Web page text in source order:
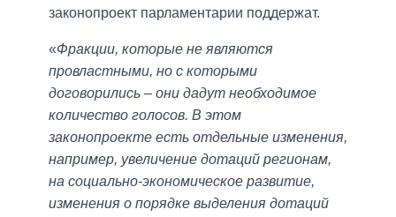
законопроект парламентарии поддержат.
«Фракции, которые не являются
провластными, но с которыми
договорились ‒ они дадут необходимое
количество голосов. В этом
законопроекте есть отдельные изменения,
например, увеличение дотаций регионам,
на социально-экономическое развитие,
изменения о порядке выделения дотаций